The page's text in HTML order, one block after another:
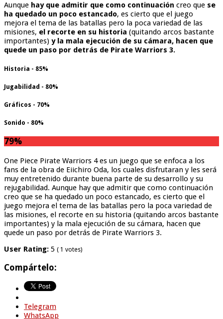
Aunque hay que admitir que como continuación creo que se
ha quedado un poco estancado, es cierto que el juego
mejora el tema de las batallas pero la poca variedad de las
misiones, el recorte en su historia (quitando arcos bastante
importantes) y la mala ejecución de su cámara, hacen que
quede un paso por detrás de Pirate Warriors 3.
Historia - 85%
Jugabilidad - 80%
Gráficos - 70%
Sonido - 80%
79%
One Piece Pirate Warriors 4 es un juego que se enfoca a los
fans de la obra de Eiichiro Oda, los cuales disfrutaran y les será
muy entretenido durante buena parte de su desarrollo y su
rejugabilidad. Aunque hay que admitir que como continuación
creo que se ha quedado un poco estancado, es cierto que el
juego mejora el tema de las batallas pero la poca variedad de
las misiones, el recorte en su historia (quitando arcos bastante
importantes) y la mala ejecución de su cámara, hacen que
quede un paso por detrás de Pirate Warriors 3.
User Rating: 5 ( 1 votes)
Compártelo:
Telegram
WhatsApp